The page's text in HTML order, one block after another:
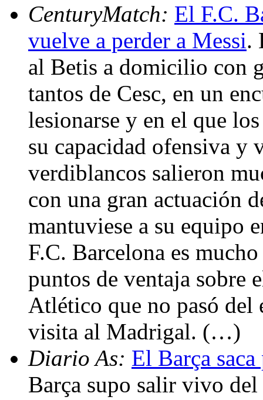
CenturyMatch: El F.C.
vuelve a perder a Messi.
al Betis a domicilio con
tantos de Cesc, en un
lesionarse y en el que
su capacidad ofensiva y
verdiblancos salieron
con una gran actuación
mantuviese a su equipo
F.C. Barcelona es
puntos de ventaja sobre
Atlético que no pasó del
visita al Madrigal. (…)
Diario As: El Barça
Barça supo salir vivo